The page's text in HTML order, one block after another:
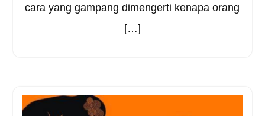
cara yang gampang dimengerti kenapa orang
[…]